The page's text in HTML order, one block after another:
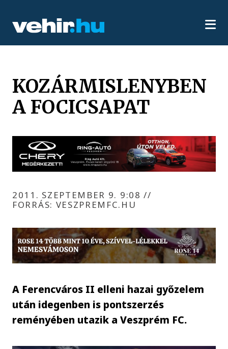
KOZÁRMISLENYBEN
A FOCICSAPAT
2011. SZEPTEMBER 9. 9:08//
FORRÁS: VESZPREMFC.HU
A Ferencváros II elleni hazai győzelem
után idegenben is pontszerzés
reményében utazik a Veszprém FC.